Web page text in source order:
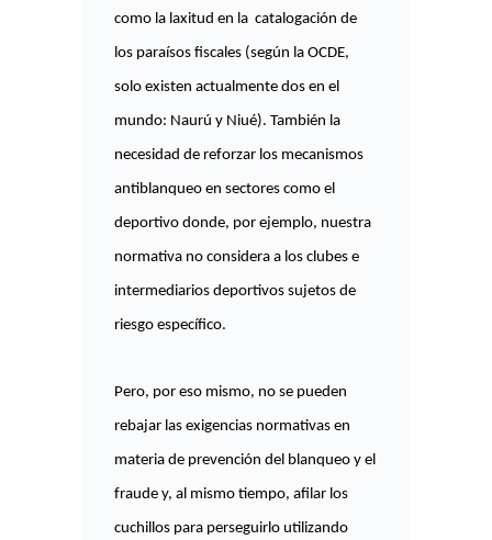
como la laxitud en la catalogación de
los paraísos fiscales (según la OCDE,
solo existen actualmente dos en el
mundo: Naurú y Niué). También la
necesidad de reforzar los mecanismos
antiblanqueo en sectores como el
deportivo donde, por ejemplo, nuestra
normativa no considera a los clubes e
intermediarios deportivos sujetos de
riesgo específico.
Pero, por eso mismo, no se pueden
rebajar las exigencias normativas en
materia de prevención del blanqueo y el
fraude y, al mismo tiempo, afilar los
cuchillos para perseguirlo utilizando